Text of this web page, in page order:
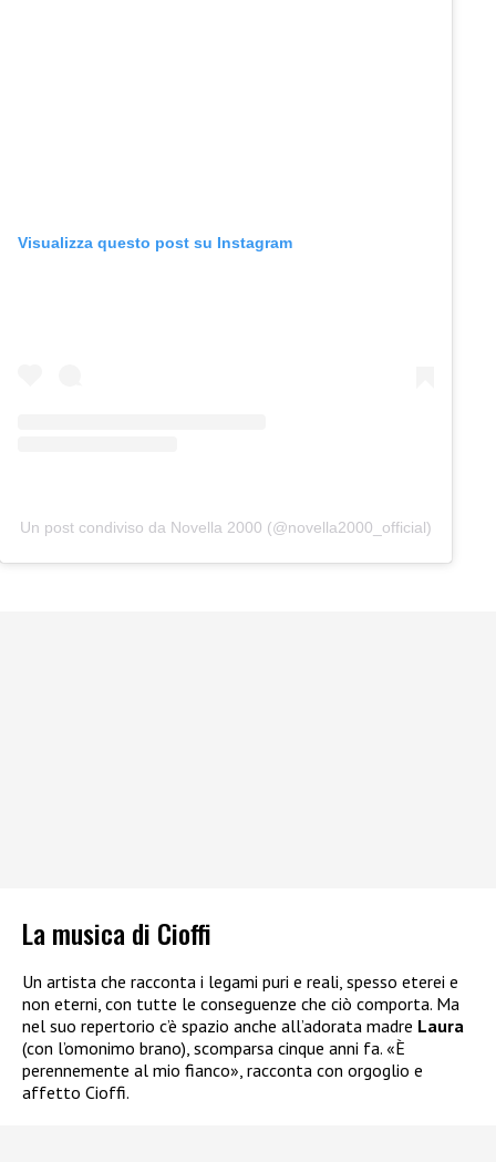
Visualizza questo post su Instagram
Un post condiviso da Novella 2000 (@novella2000_official)
La musica di Cioffi
Un artista che racconta i legami puri e reali, spesso eterei e
non eterni, con tutte le conseguenze che ciò comporta. Ma
nel suo repertorio c’è spazio anche all’adorata madre Laura
(con l’omonimo brano), scomparsa cinque anni fa. «È
perennemente al mio fianco», racconta con orgoglio e
affetto Cioffi.